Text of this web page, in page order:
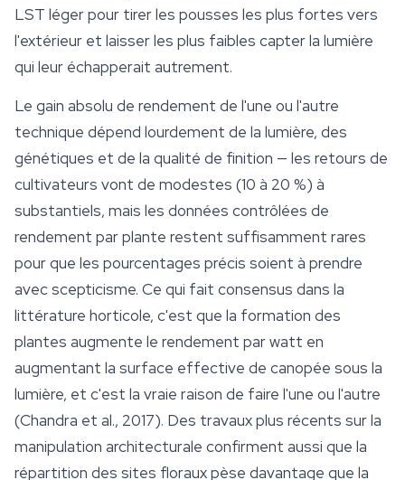
LST léger pour tirer les pousses les plus fortes vers
l'extérieur et laisser les plus faibles capter la lumière
qui leur échapperait autrement.
Le gain absolu de rendement de l'une ou l'autre
technique dépend lourdement de la lumière, des
génétiques et de la qualité de finition — les retours de
cultivateurs vont de modestes (10 à 20 %) à
substantiels, mais les données contrôlées de
rendement par plante restent suffisamment rares
pour que les pourcentages précis soient à prendre
avec scepticisme. Ce qui fait consensus dans la
littérature horticole, c'est que la formation des
plantes augmente le rendement par watt en
augmentant la surface effective de canopée sous la
lumière, et c'est la vraie raison de faire l'une ou l'autre
(Chandra et al., 2017). Des travaux plus récents sur la
manipulation architecturale confirment aussi que la
répartition des sites floraux pèse davantage que la